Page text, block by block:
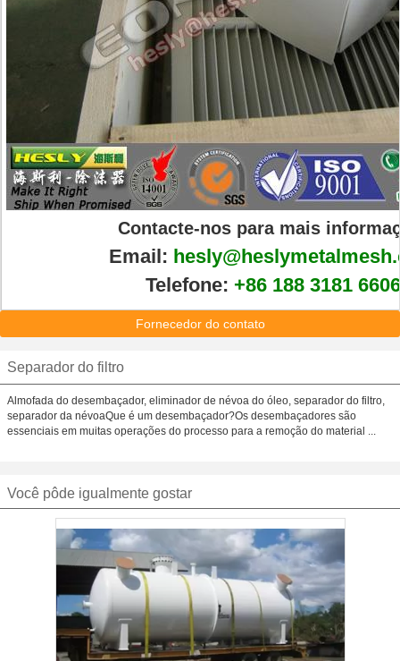
Contacte-nos para mais
Email:
Telefone: +86 188 3181 6606
Fornecedor do contato
Separador do filtro
Almofada do desembaçador, eliminador de névoa do óleo, separador do filtro,
separador da névoaQue é um desembaçador?Os desembaçadores são
essenciais em muitas operações do processo para a remoção do material ...
Você pôde igualmente gostar